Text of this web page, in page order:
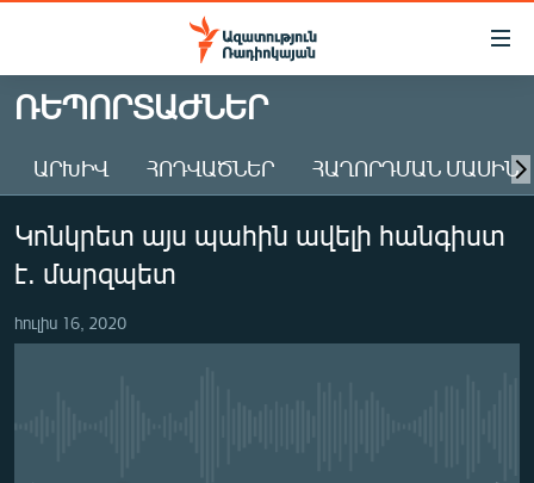
Մատչելիության
Անցնել
հիմնական
Անցնել
հիմնական
մենյուին
Որոնում
ԱԶԱՏՈՒԹՅՈՒՆ TV
ՀԱՅԱՍՏԱՆ
ԸՆՏՐՈՒԹՅՈՒՆՆԵՐ 2026
ԻՐԱՎՈՒՆՔ
ՀԱՍԱՐԱԿՈՒԹՅՈՒՆ
ՌԵՊՈՐՏԱԺՆԵՐ
ԱՐԽԻՎ ՀՈԴՎԱԾՆԵՐ ՀԱՂՈՐԴՄԱՆ ՄԱՍԻՆ
Կոնկրետ այս պահին ավելի հանգիստ
է. մարզպետ
հուլիս 16, 2020